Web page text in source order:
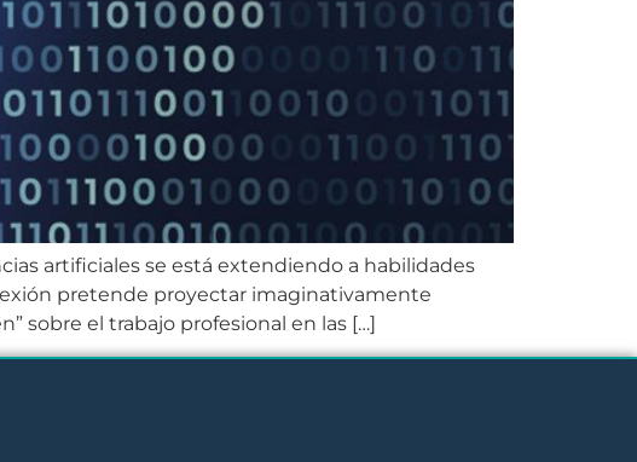
artificiales se está extendiendo a habilidades
pretende proyectar imaginativamente
sobre el trabajo profesional en las […]